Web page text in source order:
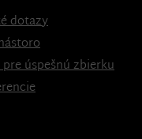
dotazy
úspešnú zbierku